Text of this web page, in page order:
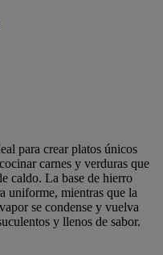
para crear platos únicos
carnes y verduras que
caldo. La base de hierro
uniforme, mientras que la
se condense y vuelva
y llenos de sabor.